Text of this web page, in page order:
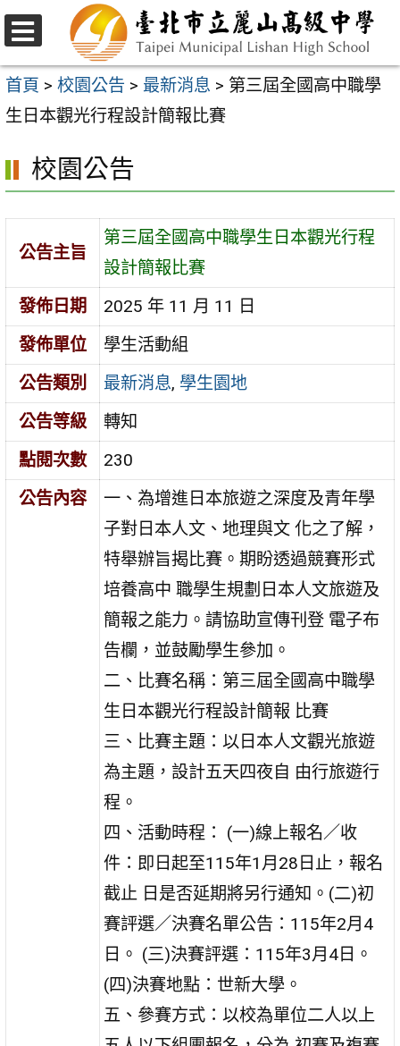
跳
至
主
要
容
區
選
單
首頁 > 校園公告 > 最新消息 > 第三屆全國高中職學
生日本觀光行程設計簡報比賽
校園公告
公告主旨
第三屆全國高中職學生日本觀光行程
設計簡報比賽
發佈日期
2025 年 11 月 11 日
發佈單位
學生活動組
公告類別
最新消息, 學生園地
公告等級
轉知
點閱次數
230
公告內容
一、為增進日本旅遊之深度及青年學
子對日本人文、地理與文 化之了解，
特舉辦旨揭比賽。期盼透過競賽形式
培養高中 職學生規劃日本人文旅遊及
簡報之能力。請協助宣傳刊登 電子布
告欄，並鼓勵學生參加。
二、比賽名稱：第三屆全國高中職學
生日本觀光行程設計簡報 比賽
三、比賽主題：以日本人文觀光旅遊
為主題，設計五天四夜自 由行旅遊行
程。
四、活動時程： (一)線上報名／收
件：即日起至115年1月28日止，報名
截止 日是否延期將另行通知。(二)初
賽評選／決賽名單公告：115年2月4
日。 (三)決賽評選：115年3月4日。
(四)決賽地點：世新大學。
五、參賽方式：以校為單位二人以上